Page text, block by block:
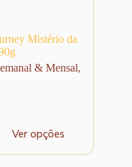
Mistério da
& Mensal,
Ver opções